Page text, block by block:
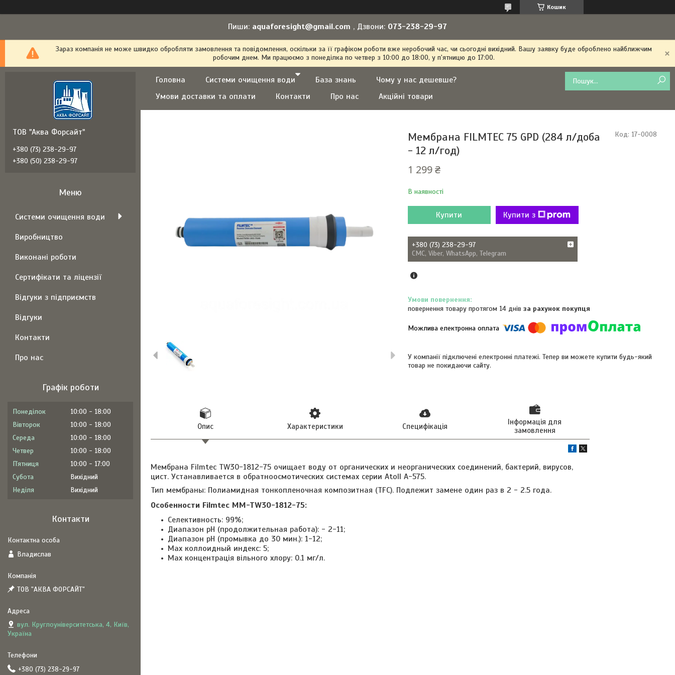
Кошик
Пиши: aquaforesight@gmail.com , Дзвони: 073-238-29-97
Зараз компанія не може швидко обробляти замовлення та повідомлення, оскільки за її графіком роботи вже неробочий час, чи сьогодні вихідний. Вашу заявку буде оброблено найближчим
робочим днем. Ми працюємо з понеділка по четвер з 10:00 до 18:00, у п'ятницю до 17:00.
Головна Системи очищення води База знань
Чому у нас дешевше?
Умови доставки та оплати
Контакти Про нас Акційні товари
Мембрана FILMTEC 75 GPD (284 л/доба
- 12 л/год)
1 299 ₴
В наявності
Код: 17-0008
Купити Купити з
+380 (73) 238-29-97
СМС, Viber, WhatsApp, Telegram
повернення товару протягом 14 днів за рахунок покупця
У компанії підключені електронні платежі. Тепер ви можете купити будь-який
товар не покидаючи сайту.
Опис Характеристики Специфікація
Інформація для
замовлення
Мембрана Filmtec TW30-1812-75 очищает воду от органических и неорганических соединений, бактерий, вирусов,
цист. Устанавливается в обратноосмотических системах серии Atoll A-575.
Тип мембраны: Полиамидная тонкопленочная композитная (TFC). Подлежит замене один раз в 2 - 2.5 года.
Особенности Filmtec MM-TW30-1812-75:
Селективность: 99%;
Диапазон рН (продолжительная работа): - 2-11;
Диапазон рН (промывка до 30 мин.): 1-12;
Max коллоидный индекс: 5;
Max концентрація вільного хлору: 0.1 мг/л.
ТОВ "Аква Форсайт"
+380 (73) 238-29-97
+380 (50) 238-29-97
Системи очищення води
Виробництво
Виконані роботи
Сертифікати та ліцензії
Відгуки з підприємств
Відгуки
Контакти
Про нас
Графік роботи
Понеділок 10:00
18:00
Вівторок
10:00
18:00
Середа
10:00
18:00
Четвер
10:00
18:00
Пʼятниця
10:00
17:00
Субота
Вихідний
Неділя
Вихідний
Контакти
Владислав
ТОВ "АКВА ФОРСАЙТ"
вул. Круглоуніверситетська, 4, Київ,
Україна
+380 (73) 238-29-97